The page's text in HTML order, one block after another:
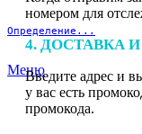
Определение...
Меню
номером для
4. ДОСТАВКА
Введите адрес и
у вас есть
промокода.